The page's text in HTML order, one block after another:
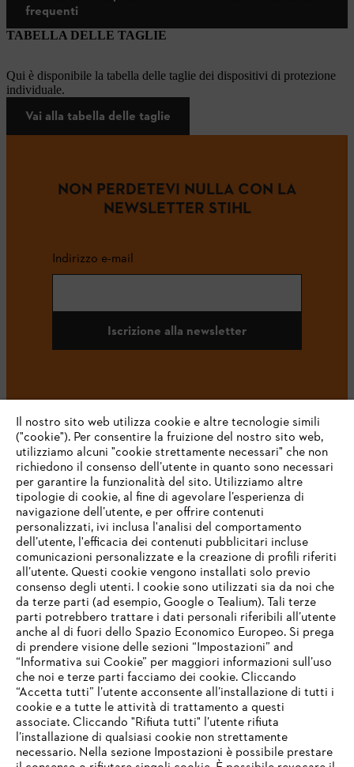
frequenti
TABELLA DELLE TAGLIE
Qui è disponibile la tabella delle taglie dei dispositivi di protezione
individuale.
Vai alla tabella delle taglie
NON PERDETEVI NULLA CON LA
NEWSLETTER STIHL
Indirizzo e-mail
Iscrizione alla newsletter
L’azienda
STIHL FAQ
Service
IHR BROWSER WIRD NICHT
UNTERSTÜTZT
Sie nutzen einen Browser, den wir noch nicht unterstützen. Für
Il nostro sito web utilizza cookie e altre tecnologie simili
("cookie"). Per consentire la fruizione del nostro sito web,
utilizziamo alcuni "cookie strettamente necessari" che non
richiedono il consenso dell’utente in quanto sono necessari
per garantire la funzionalità del sito. Utilizziamo altre
tipologie di cookie, al fine di agevolare l’esperienza di
navigazione dell’utente, e per offrire contenuti
personalizzati, ivi inclusa l'analisi del comportamento
dell’utente, l'efficacia dei contenuti pubblicitari incluse
comunicazioni personalizzate e la creazione di profili riferiti
all’utente. Questi cookie vengono installati solo previo
consenso degli utenti. I cookie sono utilizzati sia da noi che
da terze parti (ad esempio, Google o Tealium). Tali terze
parti potrebbero trattare i dati personali riferibili all’utente
anche al di fuori dello Spazio Economico Europeo. Si prega
di prendere visione delle sezioni “Impostazioni” and
“Informativa sui Cookie” per maggiori informazioni sull’uso
che noi e terze parti facciamo dei cookie. Cliccando
“Accetta tutti” l’utente acconsente all’installazione di tutti i
cookie e a tutte le attività di trattamento a questi
associate. Cliccando "Rifiuta tutti" l’utente rifiuta
l’installazione di qualsiasi cookie non strettamente
necessario. Nella sezione Impostazioni è possibile prestare